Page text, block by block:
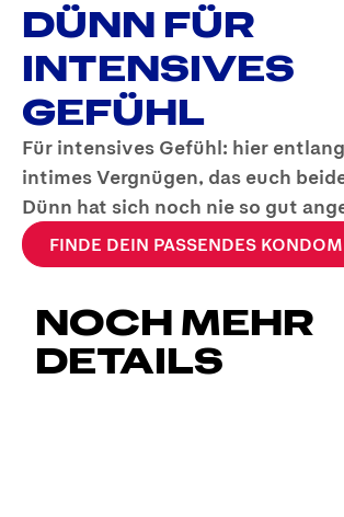
DÜNN FÜR
INTENSIVES
GEFÜHL
Für intensives Gefühl: hier
intimes Vergnügen, das euch
Dünn hat sich noch nie so gut
FINDE DEIN PASSENDES KONDOM
NOCH MEHR
DETAILS